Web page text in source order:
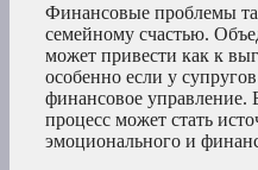
Финансовые проблемы
семейному счастью.
может привести как к
особенно если у
финансовое управление.
процесс может стать
эмоционального и